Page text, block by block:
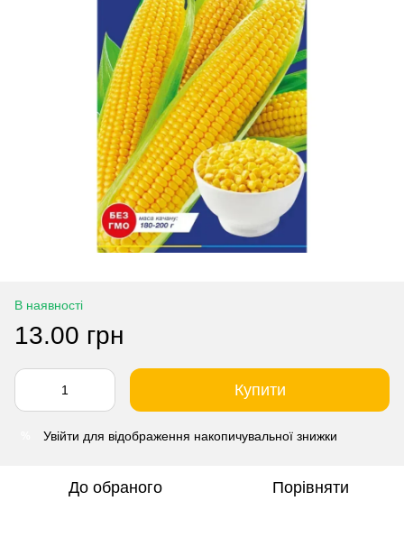
В наявності
13.00 грн
Купити
Увійти для відображення накопичувальної знижки
До обраного Порівняти